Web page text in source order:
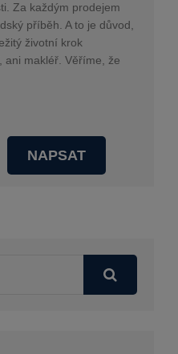
Za každým prodejem
příběh. A to je důvod,
životní krok
ani makléř. Věříme, že
NAPSAT